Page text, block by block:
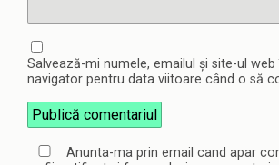
Salvează-mi numele, emailul și site-ul
navigator pentru data viitoare când o să
Anunta-ma prin email cand apar